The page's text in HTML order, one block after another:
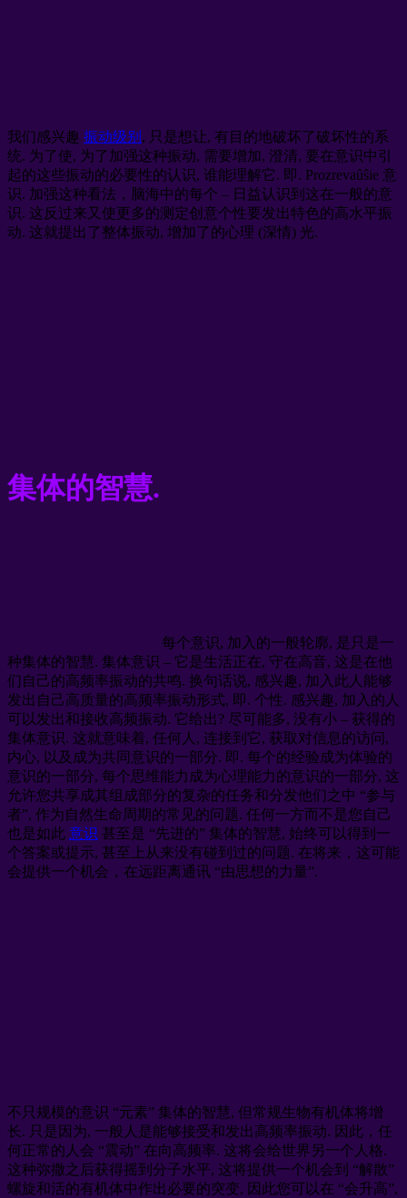
我们感兴趣 振动级别 , 只是想让, 有目的地破坏了破坏性的系
统. 为了使, 为了加强这种振动, 需要增加, 澄清, 要在意识中引
起的这些振动的必要性的认识, 谁能理解它. 即. Prozrevaûŝie 意
识. 加强这种看法，脑海中的每个 – 日益认识到这在一般的意
识. 这反过来又使更多的测定创意个性要发出特色的高水平振
动. 这就提出了整体振动, 增加了的心理 (深情) 光.
集体的智慧.
每个意识, 加入的一般轮廓, 是只是一
种集体的智慧. 集体意识 – 它是生活正在, 守在高音, 这是在他
们自己的高频率振动的共鸣. 换句话说, 感兴趣, 加入此人能够
发出自己高质量的高频率振动形式, 即. 个性. 感兴趣, 加入的人
可以发出和接收高频振动. 它给出? 尽可能多, 没有小 – 获得的
集体意识. 这就意味着, 任何人, 连接到它, 获取对信息的访问,
内心, 以及成为共同意识的一部分. 即. 每个的经验成为体验的
意识的一部分, 每个思维能力成为心理能力的意识的一部分, 这
允许您共享成其组成部分的复杂的任务和分发他们之中 “参与
者”, 作为自然生命周期的常见的问题. 任何一方而不是您自己
也是如此 意识 甚至是 “先进的” 集体的智慧, 始终可以得到一
个答案或提示, 甚至上从来没有碰到过的问题. 在将来，这可能
会提供一个机会，在远距离通讯 “由思想的力量”.
不只规模的意识 “元素” 集体的智慧, 但常规生物有机体将增
长. 只是因为, 一般人是能够接受和发出高频率振动. 因此，任
何正常的人会 “震动” 在向高频率. 这将会给世界另一个人格.
这种弥撒之后获得摇到分子水平, 这将提供一个机会到 “解散”
螺旋和活的有机体中作出必要的突变, 因此您可以在 “会升高”,